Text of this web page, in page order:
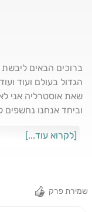
ברוכים הבאים
הגדול בעולם ועוד
שאת אוסטרליה אני
וביחד אנחנו נחשפים
עד כה בטיול שלנו
[לקרוא עוד...]
שמירת פרק